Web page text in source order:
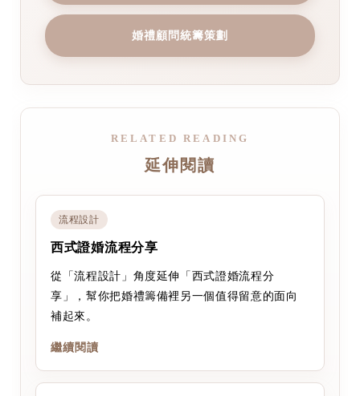
婚禮顧問統籌策劃
RELATED READING
延伸閱讀
流程設計
西式證婚流程分享
從「流程設計」角度延伸「西式證婚流程分
享」，幫你把婚禮籌備裡另一個值得留意的面向
補起來。
繼續閱讀